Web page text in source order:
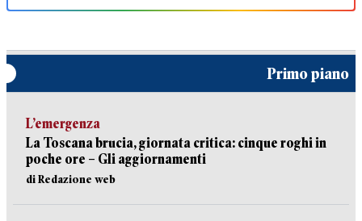
Primo piano
L’emergenza
La Toscana brucia, giornata critica: cinque roghi in
poche ore – Gli aggiornamenti
di Redazione web